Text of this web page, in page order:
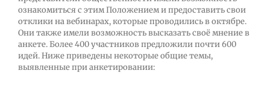
ознакомиться с этим Положением и предоставить свои
отклики на вебинарах, которые проводились в октябре.
Они также имели возможность высказать своё мнение в
анкете. Более 400 участников предложили почти 600
идей. Ниже приведены некоторые общие темы,
выявленные при анкетировании: